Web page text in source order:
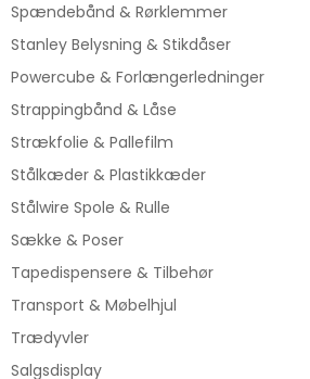
Spændebånd & Rørklemmer
Stanley Belysning & Stikdåser
Powercube & Forlængerledninger
Strappingbånd & Låse
Strækfolie & Pallefilm
Stålkæder & Plastikkæder
Stålwire Spole & Rulle
Sække & Poser
Tapedispensere & Tilbehør
Transport & Møbelhjul
Trædyvler
Salgsdisplay